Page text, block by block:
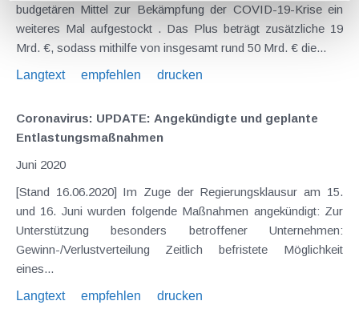
budgetären Mittel zur Bekämpfung der COVID-19-Krise ein
weiteres Mal aufgestockt . Das Plus beträgt zusätzliche 19
Mrd. €, sodass mithilfe von insgesamt rund 50 Mrd. € die...
Langtext
empfehlen drucken
Coronavirus: UPDATE: Angekündigte und geplante
Entlastungsmaßnahmen
Juni 2020
[Stand 16.06.2020] Im Zuge der Regierungsklausur am 15.
und 16. Juni wurden folgende Maßnahmen angekündigt: Zur
Unterstützung besonders betroffener Unternehmen:
Gewinn-/Verlustverteilung Zeitlich befristete Möglichkeit
eines...
Langtext
empfehlen drucken